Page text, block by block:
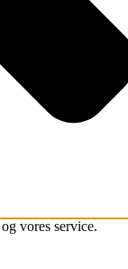
vores service.